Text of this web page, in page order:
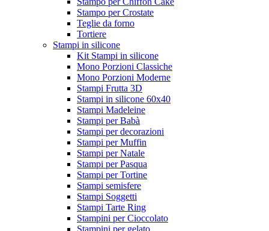
Stampo per Crostate
Teglie da forno
Tortiere
Stampi in silicone
Kit Stampi in silicone
Mono Porzioni Classiche
Mono Porzioni Moderne
Stampi Frutta 3D
Stampi in silicone 60x40
Stampi Madeleine
Stampi per Babà
Stampi per decorazioni
Stampi per Muffin
Stampi per Natale
Stampi per Pasqua
Stampi per Tortine
Stampi semisfere
Stampi Soggetti
Stampi Tarte Ring
Stampini per Cioccolato
Stampini per gelato